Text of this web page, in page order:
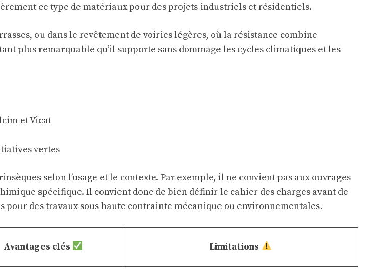
ce type de matériaux pour des projets industriels et résidentiels.
ou dans le revêtement de voiries légères, où la résistance combine
plus remarquable qu’il supporte sans dommage les cycles climatiques et les
et Vicat
vertes
selon l’usage et le contexte. Par exemple, il ne convient pas aux ouvrages
spécifique. Il convient donc de bien définir le cahier des charges avant de
pour des travaux sous haute contrainte mécanique ou environnementales.
Avantages clés Limitations